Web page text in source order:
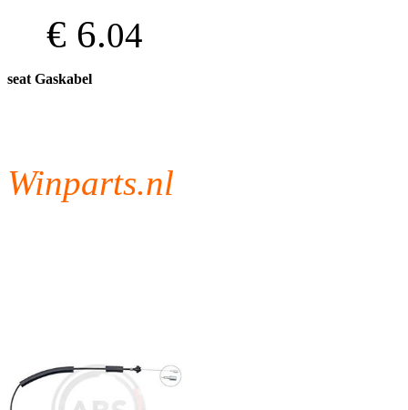
€ 6.04
seat Gaskabel
Winparts.nl